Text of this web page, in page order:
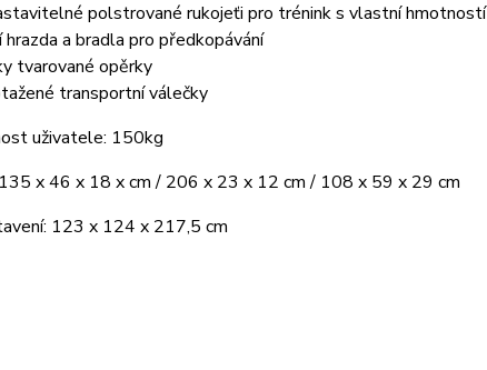
polstrované rukojeťi pro trénink s vlastní hmotností
hrazda a bradla pro předkopávání
tvarované opěrky
transportní válečky
uživatele: 150kg
x 46 x 18 x cm / 206 x 23 x 12 cm / 108 x 59 x 29 cm
123 x 124 x 217,5 cm